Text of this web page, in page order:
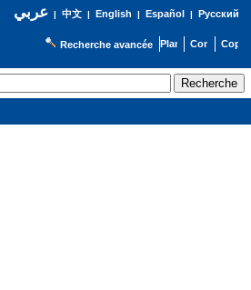
عربي| 中文| English | Español | Русский
Recherche avancée